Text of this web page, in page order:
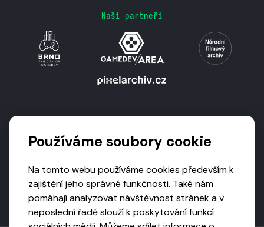
Naši partneři
Používáme soubory cookie
Na tomto webu používáme cookies především k
zajištění jeho správné funkčnosti. Také nám
pomáhají analyzovat návštěvnost stránek a v
neposlední řadě slouží k poskytování funkcí